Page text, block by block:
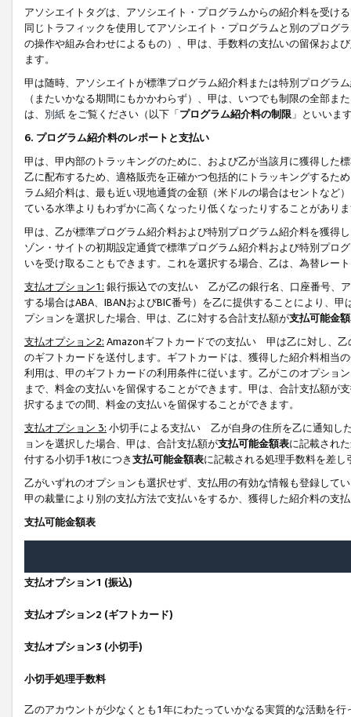
アソシエイトタグは、アソシエイト・プログラムからの紹介料を受け
同じトラフィックを使用してアソシエイト・プログラムと別のプログ
の操作や組み合わせによるもの）、甲は、手数料の支払いの留保およ
ます。
甲は随時、アソシエイトが標準プログラム紹介料または特別プログラ
（またいかなる期間にもかかわらず）、甲は、いつでも制限の全部
は、 別紙 をご覧ください（以下「プログラム紹介料の制限 」といいま
6. プログラム紹介料のレポートと支払い
甲は、甲内部のトラッキングのために、および乙が当該月に獲得した
乙に配布するため、適格販売を正確かつ包括的にトラッキングするた
ラム紹介料は、最も近い現地通貨の金額（米ドルの場合はセントなど
ている水準よりもわずかに高くなったり低くなったりすることがあり
甲は、乙が標準プログラム紹介料および特別プログラム紹介料を獲得
ゾン・サイトの初期設定通貨で標準プログラム紹介料および特別プロ
いを受け取ることもできます。これを選択する場合、乙は、為替レー
支払オプション1: 銀行振込での支払い 乙が乙の銀行名、口座番号、
する場合はABA、IBANおよびBIC番号）を乙に提供することにより、
プションを選択した場合、甲は、乙に対する合計支払額が支払可能金
支払オプション2: Amazonギフトカードでの支払い 甲は乙に対し、乙
のギフトカードを送付します。ギフトカードは、獲得した紹介料相当
利用は、甲のギフトカードの利用条件に従います。乙がこのオプショ
まで、料金の支払いを留保することができます。甲は、合計支払額が
択するまでの間、料金の支払いを留保することができます。
支払オプション 3: 小切手による支払い 乙が自身の住所を乙に通知し
ョンを選択した場合、甲は、合計支払額が支払可能金額表に記載され
付する小切手1枚につき支払可能金額表に記載される処理手数料を差し
乙がいずれのオプションも選択せず、支払用の有効な情報も登録して
甲の裁量により別の支払方法で支払いをするか、獲得した紹介料の支
支払可能金額表
支払オプション1 (振込)
支払オプション2 (ギフトカード)
支払オプション3 (小切手)
小切手処理手数料
乙のアカウントが少なくとも1年にわたっていかなる実質的な活動を